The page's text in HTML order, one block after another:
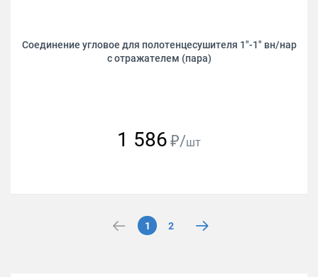
Соединение угловое для полотенцесушителя 1"-1" вн/нар
с отражателем (пара)
1 586 ₽/шт
1 2